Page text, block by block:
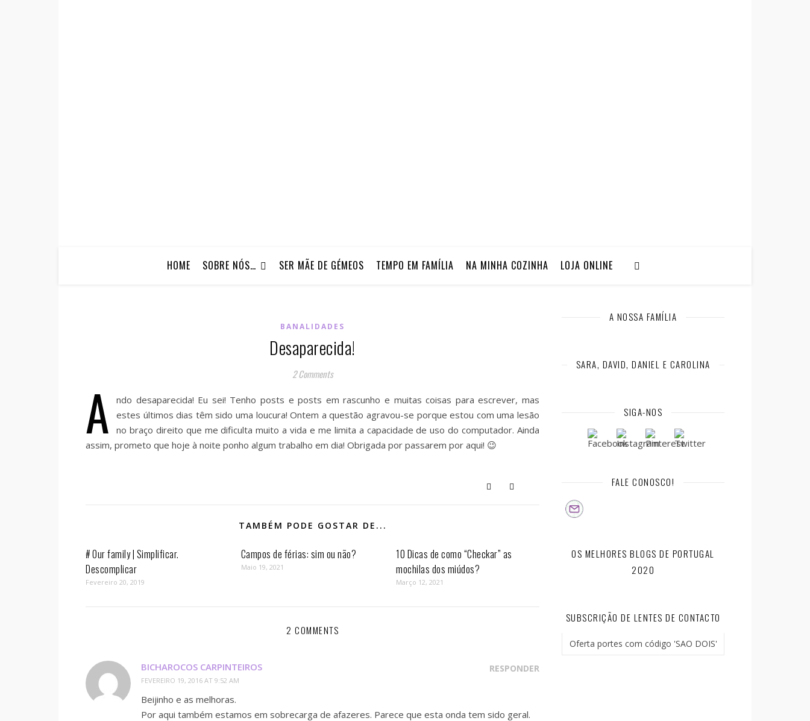
HOME SOBRE NÓS… SER MÃE DE GÉMEOS TEMPO EM FAMÍLIA NA MINHA COZINHA LOJA ONLINE
BANALIDADES
Desaparecida!
2 Comments
A
ndo desaparecida! Eu sei! Tenho posts e posts em rascunho e muitas coisas para escrever, mas
estes últimos dias têm sido uma loucura! Ontem a questão agravou-se porque estou com uma lesão
no braço direito que me dificulta muito a vida e me limita a capacidade de uso do computador. Ainda
assim, prometo que hoje à noite ponho algum trabalho em dia! Obrigada por passarem por aqui! 😉
TAMBÉM PODE GOSTAR DE...
# Our family | Simplificar.
Descomplicar
Fevereiro 20, 2019
Campos de férias: sim ou não?
Maio 19, 2021
10 Dicas de como “Checkar” as
mochilas dos miúdos?
Março 12, 2021
2 COMMENTS
BICHAROCOS CARPINTEIROS
FEVEREIRO 19, 2016 AT 9:52 AM
RESPONDER
Beijinho e as melhoras.
Por aqui também estamos em sobrecarga de afazeres. Parece que esta onda tem sido geral.
A NOSSA FAMÍLIA
SARA, DAVID, DANIEL E CAROLINA
SIGA-NOS
FALE CONOSCO!
OS MELHORES BLOGS DE PORTUGAL
2020
SUBSCRIÇÃO DE LENTES DE CONTACTO
Oferta portes com código 'SAO DOIS'